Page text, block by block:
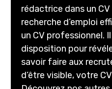
rédactrice dans un
recherche d’emploi
un CV professionnel.
disposition pour
savoir faire aux
d’être visible, votre